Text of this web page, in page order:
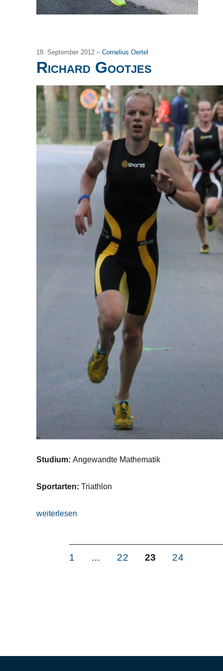
18. September 2012 –Cornelius Oertel
Richard Gootjes
Studium:Angewandte Mathematik
Sportarten:Triathlon
„Richard Gootjes“
weiterlesen
Seitennummerierung
SEITE
1 … SEITE
22 SEITE
23 SEITE
24